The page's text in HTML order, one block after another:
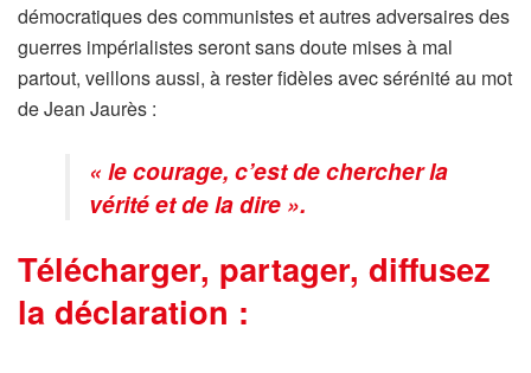
démocratiques des communistes et autres adversaires des
guerres impérialistes seront sans doute mises à mal
partout, veillons aussi, à rester fidèles avec sérénité au mot
de Jean Jaurès :
« le courage, c’est de chercher la
vérité et de la dire ».
Télécharger, partager, diffusez
la déclaration :